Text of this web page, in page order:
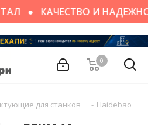
КАЧЕСТВО И
0
для станков - Haidebao